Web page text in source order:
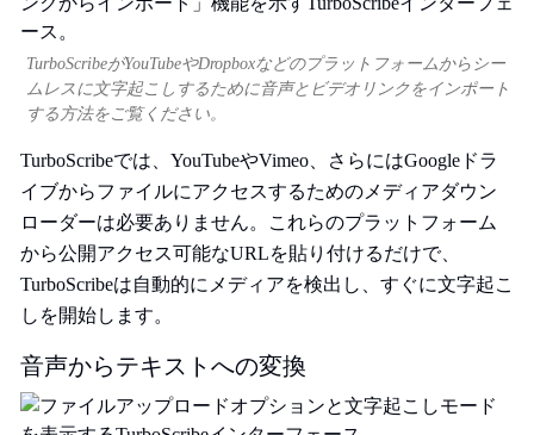
TurboScribeがYouTubeやDropboxなどのプラットフォームからシー
ムレスに文字起こしするために音声とビデオリンクをインポート
する方法をご覧ください。
TurboScribeでは、YouTubeやVimeo、さらにはGoogleドラ
イブからファイルにアクセスするためのメディアダウン
ローダーは必要ありません。これらのプラットフォーム
から公開アクセス可能なURLを貼り付けるだけで、
TurboScribeは自動的にメディアを検出し、すぐに文字起こ
しを開始します。
音声からテキストへの変換